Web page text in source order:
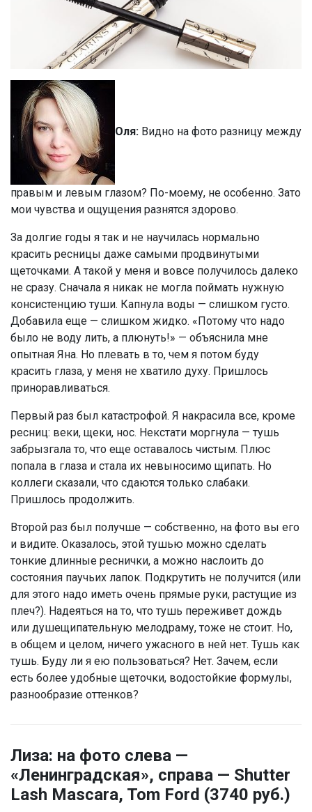
Оля: Видно на фото разницу между
правым и левым глазом? По-моему, не особенно. Зато
мои чувства и ощущения разнятся здорово.
За долгие годы я так и не научилась нормально
красить ресницы даже самыми продвинутыми
щеточками. А такой у меня и вовсе получилось далеко
не сразу. Сначала я никак не могла поймать нужную
консистенцию туши. Капнула воды — слишком густо.
Добавила еще — слишком жидко. «Потому что надо
было не воду лить, а плюнуть!» — объяснила мне
опытная Яна. Но плевать в то, чем я потом буду
красить глаза, у меня не хватило духу. Пришлось
приноравливаться.
Первый раз был катастрофой. Я накрасила все, кроме
ресниц: веки, щеки, нос. Некстати моргнула — тушь
забрызгала то, что еще оставалось чистым. Плюс
попала в глаза и стала их невыносимо щипать. Но
коллеги сказали, что сдаются только слабаки.
Пришлось продолжить.
Второй раз был получше — собственно, на фото вы его
и видите. Оказалось, этой тушью можно сделать
тонкие длинные реснички, а можно наслоить до
состояния паучьих лапок. Подкрутить не получится (или
для этого надо иметь очень прямые руки, растущие из
плеч?). Надеяться на то, что тушь переживет дождь
или душещипательную мелодраму, тоже не стоит. Но,
в общем и целом, ничего ужасного в ней нет. Тушь как
тушь. Буду ли я ею пользоваться? Нет. Зачем, если
есть более удобные щеточки, водостойкие формулы,
разнообразие оттенков?
Лиза: на фото слева —
«Ленинградская», справа — Shutter
Lash Mascara, Tom Ford (3740 руб.)